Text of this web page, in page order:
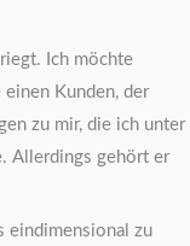
Ich möchte
Kunden, der
zu mir, die ich unter
Allerdings gehört er
eindimensional zu